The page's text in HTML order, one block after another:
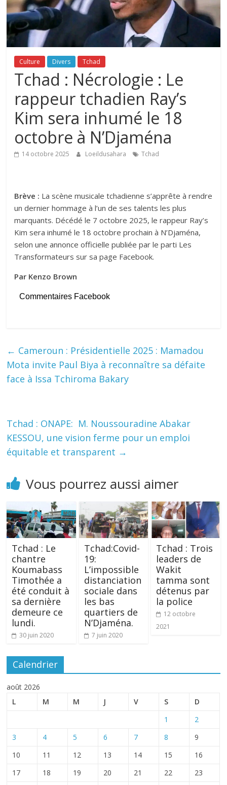
Culture Divers Tchad
Tchad : Nécrologie : Le
rappeur tchadien Ray’s
Kim sera inhumé le 18
octobre à N’Djaména
14 octobre 2025 Loeildusahara Tchad
Brève : La scène musicale tchadienne s’apprête à rendre
un dernier hommage à l’un de ses talents les plus
marquants. Décédé le 7 octobre 2025, le rappeur Ray’s
Kim sera inhumé le 18 octobre prochain à N’Djaména,
selon une annonce officielle publiée par le parti Les
Transformateurs sur sa page Facebook.
Par Kenzo Brown
Commentaires Facebook
← Cameroun : Présidentielle 2025 : Mamadou
Mota invite Paul Biya à reconnaître sa défaite
face à Issa Tchiroma Bakary
Tchad : ONAPE: M. Noussouradine Abakar
KESSOU, une vision ferme pour un emploi
équitable et transparent →
Vous pourrez aussi aimer
Tchad : Le
chantre
Koumabass
Timothée a
été conduit à
sa dernière
demeure ce
lundi.
30 juin 2020
Tchad:Covid-
19:
L’impossible
distanciation
sociale dans
les bas
quartiers de
N’Djaména.
7 juin 2020
Tchad : Trois
leaders de
Wakit
tamma sont
détenus par
la police
12 octobre
2021
Calendrier
août 2026
L
M M J V S D
1
2
3
4 5 6 7 8
9
10
11 12 13 14 15
16
17
18 19 20 21 22
23